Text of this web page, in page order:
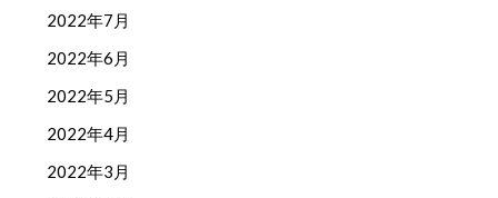
2022年7月
2022年6月
2022年5月
2022年4月
2022年3月